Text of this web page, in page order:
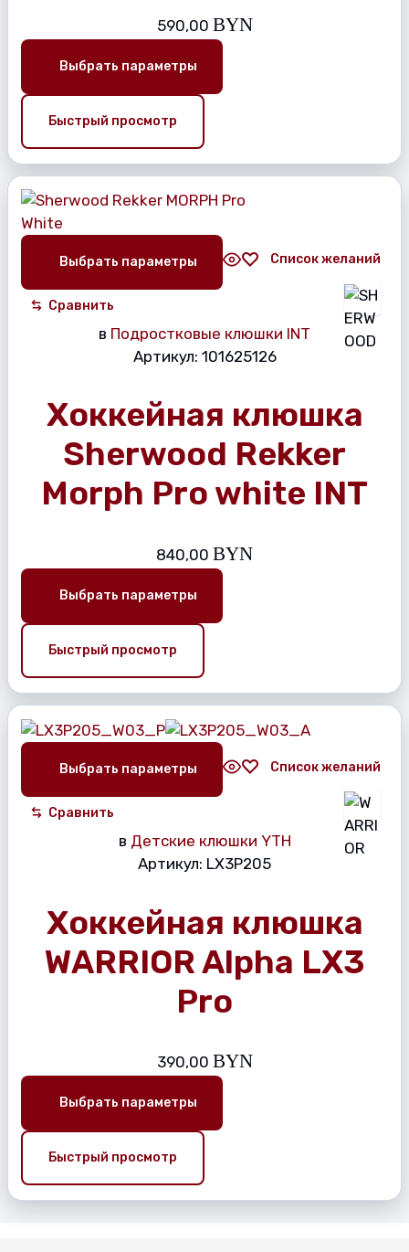
590,00 BYN
Выбрать параметры
Быстрый просмотр
Выбрать параметры Список желаний
Сравнить
в Подростковые клюшки INT
Артикул: 101625126
Хоккейная клюшка
Sherwood Rekker
Morph Pro white INT
840,00 BYN
Выбрать параметры
Быстрый просмотр
Выбрать параметры Список желаний
Сравнить
в Детские клюшки YTH
Артикул: LX3P205
Хоккейная клюшка
WARRIOR Alpha LX3
Pro
390,00 BYN
Выбрать параметры
Быстрый просмотр